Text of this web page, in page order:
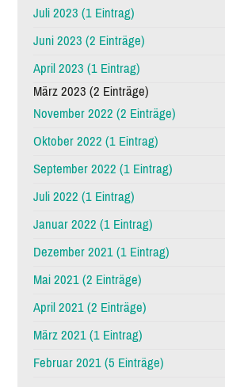
Juli 2023 (1 Eintrag)
Juni 2023 (2 Einträge)
April 2023 (1 Eintrag)
März 2023 (2 Einträge)
November 2022 (2 Einträge)
Oktober 2022 (1 Eintrag)
September 2022 (1 Eintrag)
Juli 2022 (1 Eintrag)
Januar 2022 (1 Eintrag)
Dezember 2021 (1 Eintrag)
Mai 2021 (2 Einträge)
April 2021 (2 Einträge)
März 2021 (1 Eintrag)
Februar 2021 (5 Einträge)